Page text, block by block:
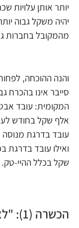
יותר אותן עלויות
יהיה משקל גבוה
מהמקובל בחברות
והנה ההוכחה,
סייבר אינו בהכרח
שקל בכלל ההיי-טק.
הכשרה (1): "לא רק סוגיה טכנולוגית"